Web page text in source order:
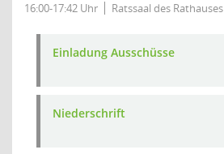
16:00-17:42 Uhr Ratssaal des Rathauses
Einladung Ausschüsse
Niederschrift